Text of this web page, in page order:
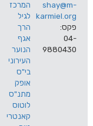
המרכז
לגיל
הרך
אגף
הנוער
רבין
גבעת
רם
מרכז
מגדים
התחברות
למערכת